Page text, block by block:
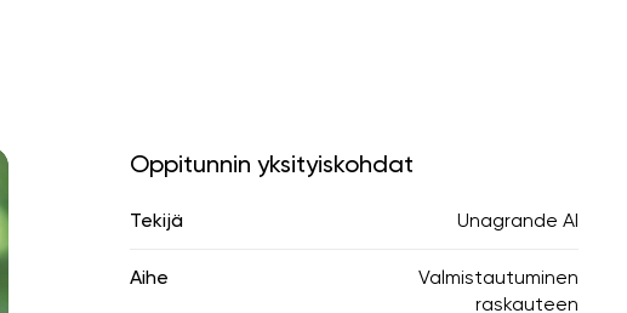
Oppitunnin yksityiskohdat
Tekijä Unagrande AI
Aihe
Valmistautuminen
raskauteen